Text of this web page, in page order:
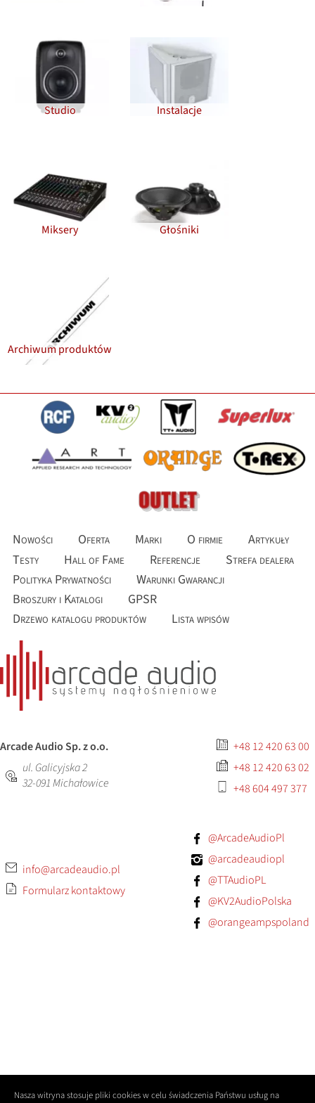
Studio Instalacje
Miksery Głośniki
Archiwum produktów
Nowości Oferta Marki O firmie
Artykuły
Testy
Hall of Fame Referencje
Strefa dealera
Polityka Prywatności
Warunki Gwarancji
Broszury i Katalogi
GPSR
Drzewo katalogu produktów
Lista wpisów
Arcade Audio Sp. z o.o.
ul. Galicyjska 2
32-091Michałowice
+48 12 420 63 00
+48 12 420 63 02
+48 604 497 377
info@arcadeaudio.pl
Formularz kontaktowy
@ArcadeAudioPl
@arcadeaudiopl
@TTAudioPL
@KV2AudioPolska
@orangeampspoland
Nasza witryna stosuje pliki cookies w celu świadczenia Państwu usług na